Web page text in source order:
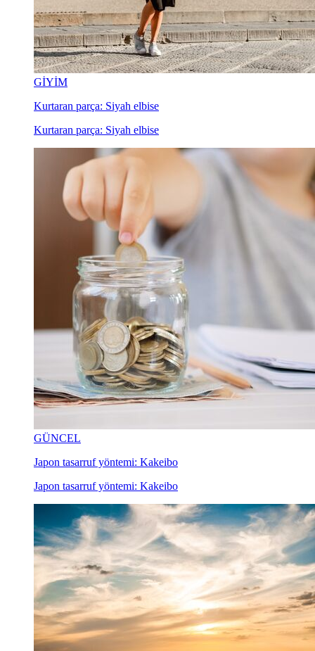
GİYİM
Kurtaran parça: Siyah elbise
Kurtaran parça: Siyah elbise
GÜNCEL
Japon tasarruf yöntemi: Kakeibo
Japon tasarruf yöntemi: Kakeibo